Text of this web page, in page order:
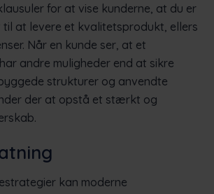
for at vise kunderne, at du er
at levere et kvalitetsprodukt, ellers
Når en kunde ser, at et
andre muligheder end at sikre
strukturer og anvendte
der at opstå et stærkt og
kan moderne